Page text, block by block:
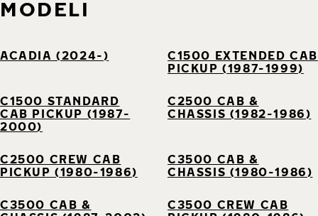
MODELI
ACADIA (2024-)
C1500 EXTENDED CAB
PICKUP (1987-1999)
C1500 STANDARD
CAB PICKUP (1987-
2000)
C2500 CAB &
CHASSIS (1982-1986)
C2500 CREW CAB
PICKUP (1980-1986)
C3500 CAB &
CHASSIS (1980-1986)
C3500 CAB &
C3500 CREW CAB